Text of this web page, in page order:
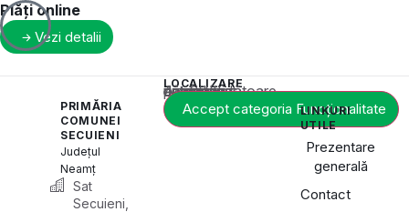
Plăți online
Vezi detalii
PRIMĂRIA
COMUNEI
SECUIENI
Județul
Neamț
Sat
Secuieni,
LOCALIZARE
Acest conținut este blocat până când acceptați categoria corespunzătoare de cookie-uri.
Accept categoria Funcționalitate
LINKURI
UTILE
Prezentare
generală
Contact